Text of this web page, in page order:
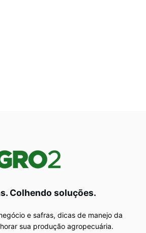
Colhendo soluções.
e safras, dicas de manejo da
sua produção agropecuária.